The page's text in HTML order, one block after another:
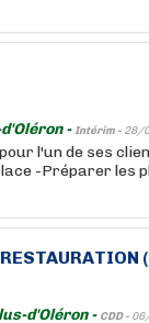
-Intérim - 28/
l'un de ses
-Préparer les
d'Oléron - CDD -